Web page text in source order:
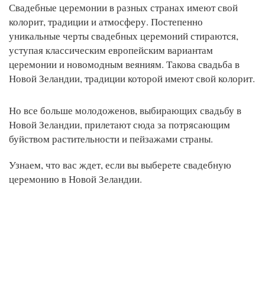
Свадебные церемонии в разных странах имеют свой
колорит, традиции и атмосферу. Постепенно
уникальные черты свадебных церемоний стираются,
уступая классическим европейским вариантам
церемонии и новомодным веяниям. Такова свадьба в
Новой Зеландии, традиции которой имеют свой колорит.
Но все больше молодоженов, выбирающих свадьбу в
Новой Зеландии, прилетают сюда за потрясающим
буйством растительности и пейзажами страны.
Узнаем, что вас ждет, если вы выберете свадебную
церемонию в Новой Зеландии.